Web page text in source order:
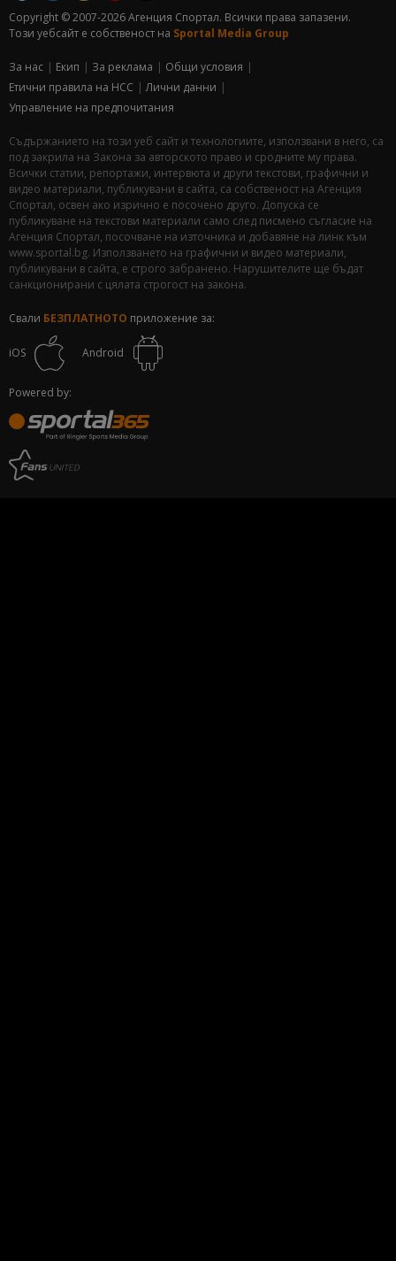
Copyright © 2007-2026 Агенция Спортал. Всички права запазени.
Този уебсайт е собственост на Sportal Media Group
За нас Екип За рекламa
Общи условия
Етични правила на НСС
Лични данни
Управление на предпочитания
Съдържанието на този уеб сайт и технологиите, използвани в него, са
под закрила на Закона за авторското право и сродните му права.
Всички статии, репортажи, интервюта и други текстови, графични и
видео материали, публикувани в сайта, са собственост на Агенция
Спортал, освен ако изрично е посочено друго. Допуска се
публикуване на текстови материали само след писмено съгласие на
Агенция Спортал, посочване на източника и добавяне на линк към
www.sportal.bg. Използването на графични и видео материали,
публикувани в сайта, е строго забранено. Нарушителите ще бъдат
санкционирани с цялата строгост на закона.
Свали БЕЗПЛАТНОТО приложение за:
iOS Android
Powered by: